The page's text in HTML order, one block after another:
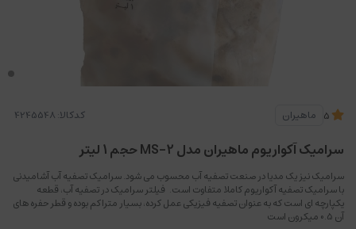
ماهیران کدکالا:
سرامیک آکواریوم ماهیران مدل MS-2 حجم 1 لیتر
سرامیک نیز یک مدیا در صنعت تصفیه آب محسوب می شود. سرامیک تصفیه آب آشامیدنی
با سرامیک تصفیه آکواریوم کاملا متفاوت است. فیلتر سرامیک در تصفیه آب، قطعه
یکپارچه ای است که به عنوان تصفیه فیزیکی عمل کرده، بسیار متراکم بوده و قطر حفره های
آن 0.5 میکرون است